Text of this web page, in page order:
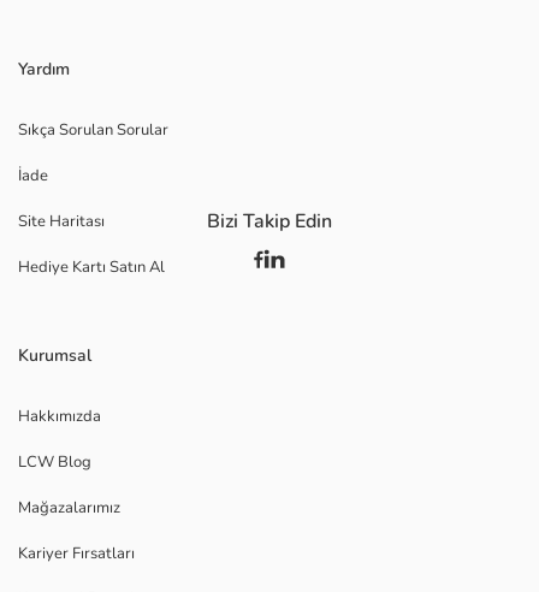
Yardım
Sıkça Sorulan Sorular
İade
Site Haritası
Hediye Kartı Satın Al
Kurumsal
Hakkımızda
LCW Blog
Mağazalarımız
Kariyer Fırsatları
Bizi Takip Edin